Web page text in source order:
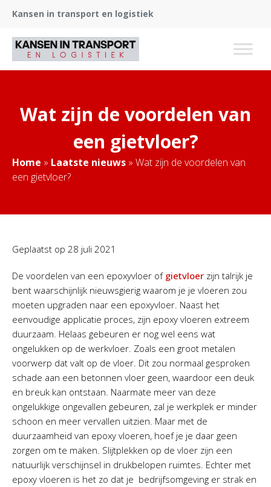
Kansen in transport en logistiek
Wat zijn de voordelen van
een gietvloer?
Home » Laatste nieuws » Wat zijn de voordelen van
een gietvloer?
Geplaatst op 28 juli 2021
De voordelen van een epoxyvloer of gietvloer zijn talrijk je
bent waarschijnlijk nieuwsgierig waarom je je vloeren zou
moeten upgraden naar een epoxyvloer. Naast het
eenvoudige applicatie proces, zijn epoxy vloeren extreem
duurzaam. Helaas gebeuren er nog wel eens wat
ongelukken op de werkvloer. Zoals een groot metalen
voorwerp dat valt op de vloer. Dit zou normaal gesproken
schade aan een betonnen vloer geen, waardoor een deuk
en breuk kan ontstaan. Naarmate meer van deze
ongelukkige ongevallen gebeuren, zal je werkplek er minder
schoon en meer vervallen uitzien. Maar met de
duurzaamheid van epoxy vloeren, hoef je je daar geen
zorgen om te maken. Slijtplekken op de vloer zijn een
natuurlijk verschijnsel in drukbelopen ruimtes. Echter met
epoxy vloeren is het zo dat je bedrijfsomgeving er strak en